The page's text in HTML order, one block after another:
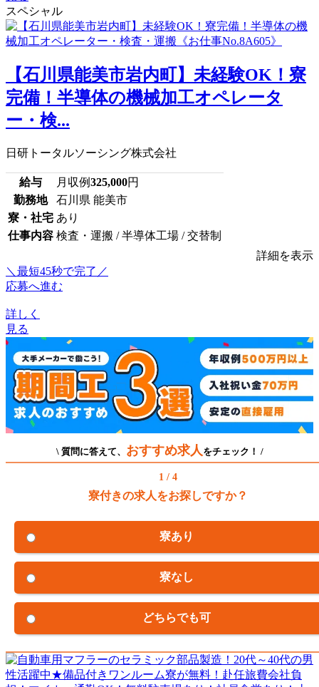
スペシャル
【石川県能美市岩内町】未経験OK！寮
完備！半導体の機械加工オペレータ
ー・検...
日研トータルソーシング株式会社
給与 月収例325,000円
勤務地
石川県 能美市
寮・社宅 あり
仕事内容 検査・運搬 / 半導体工場 / 交替制
詳細を表示
＼最短45秒で完了／
応募へ進む
詳しく
見る
\ 質問に答えて、 おすすめ求人 をチェック！ /
1 / 4
寮付きの求人をお探しですか？
寮あり
寮なし
どちらでも可